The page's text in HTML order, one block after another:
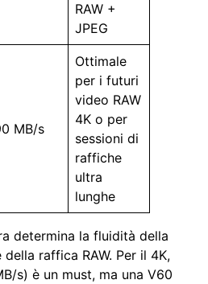
RAW +
JPEG
MB/s
Ottimale
per i futuri
video RAW
4K o per
sessioni di
raffiche
ultra
lunghe
determina la fluidità della
raffica RAW. Per il 4K,
s) è un must, ma una V60